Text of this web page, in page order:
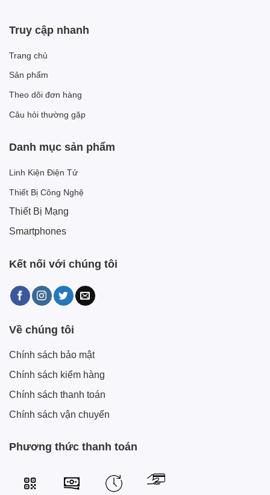
Truy cập nhanh
Trang chủ
Sản phẩm
Theo dõi đơn hàng
Câu hỏi thường gặp
Danh mục sản phẩm
Linh Kiện Điện Tử
Thiết Bị Công Nghệ
Thiết Bị Mạng
Smartphones
Kết nối với chúng tôi
Về chúng tôi
Chính sách bảo mật
Chính sách kiểm hàng
Chính sách thanh toán
Chính sách vận chuyển
Phương thức thanh toán